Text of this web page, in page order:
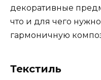
декоративные
что и для чего
гармоничную
Текстиль